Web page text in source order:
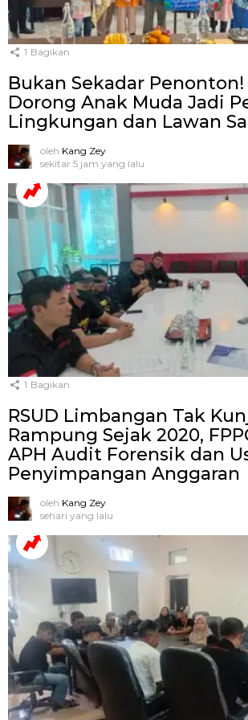
1 Bagikan
Bukan Sekadar
Dorong Anak Muda Jadi
Lingkungan dan Lawan
oleh Kang Zey
sekitar 5 jam yang lalu
1 Bagikan
RSUD Limbangan Tak
Rampung Sejak 2020,
APH Audit Forensik dan
Penyimpangan Anggaran
oleh Kang Zey
sehari yang lalu